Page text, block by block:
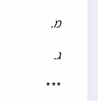
מ.
ג.
***